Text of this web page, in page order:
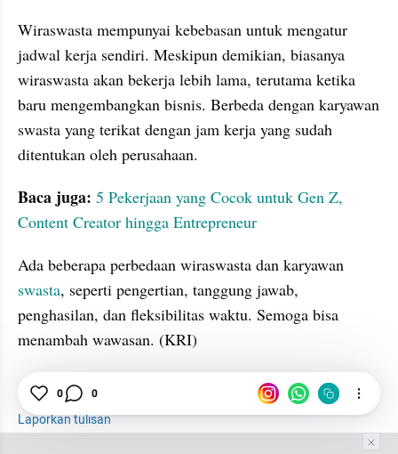
Wiraswasta mempunyai kebebasan untuk mengatur
jadwal kerja sendiri. Meskipun demikian, biasanya
wiraswasta akan bekerja lebih lama, terutama ketika
baru mengembangkan bisnis. Berbeda dengan karyawan
swasta yang terikat dengan jam kerja yang sudah
ditentukan oleh perusahaan.
Baca juga: 5 Pekerjaan yang Cocok untuk Gen Z,
Content Creator hingga Entrepreneur
swasta, seperti pengertian, tanggung jawab,
penghasilan, dan fleksibilitas waktu. Semoga bisa
menambah wawasan. (KRI)
Wiraswasta
Laporkan tulisan
0 0